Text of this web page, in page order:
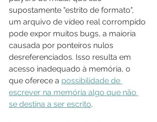
supostamente "estrito de formato",
um arquivo de vídeo real corrompido
pode expor muitos bugs, a maioria
causada por ponteiros nulos
desreferenciados. Isso resulta em
acesso inadequado à memória, o
que oferece a possibilidade de
escrever na memória algo que não
se destina a ser escrito.